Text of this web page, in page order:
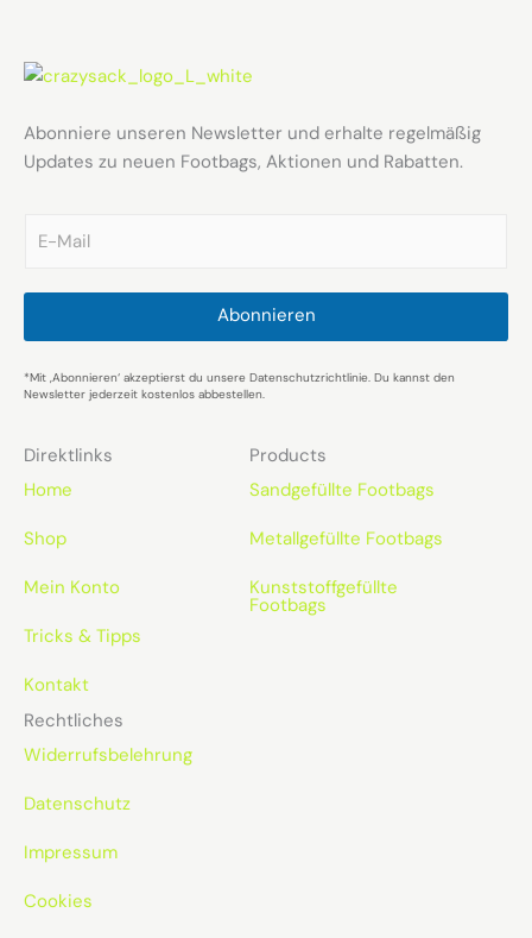
Abonniere unseren Newsletter und erhalte regelmäßig
Updates zu neuen Footbags, Aktionen und Rabatten.
m
i
*
Abonnieren
*Mit ‚Abonnieren‘ akzeptierst du unsere Datenschutzrichtlinie. Du kannst den
Newsletter jederzeit kostenlos abbestellen.
Direktlinks
Home
Shop
Mein Konto
Tricks & Tipps
Kontakt
Products
Sandgefüllte Footbags
Metallgefüllte Footbags
Kunststoffgefüllte
Footbags
Rechtliches
Widerrufsbelehrung
Datenschutz
Impressum
Cookies